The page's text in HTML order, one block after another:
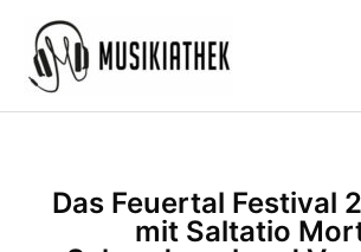
Inhalt
springen
Das Feuertal Festival
mit Saltatio